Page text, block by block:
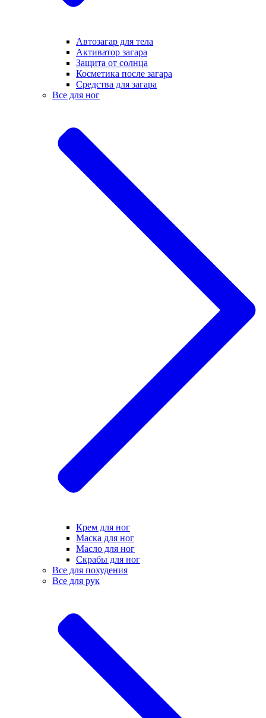
Автозагар для тела
Активатор загара
Защита от солнца
Косметика после загара
Средства для загара
Все для ног
Крем для ног
Маска для ног
Масло для ног
Скрабы для ног
Все для похудения
Все для рук